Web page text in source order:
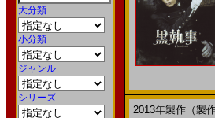
大分類
小分類
ジャンル
シリーズ
2013年製作（製